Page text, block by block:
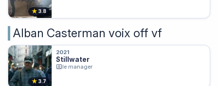
★ 3.8
Alban Casterman voix off vf
★ 3.7
2021
Stillwater
le manager